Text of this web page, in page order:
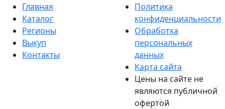
Главная
Каталог
Регионы
Выкуп
Контакты
Политика
конфиденциальности
Обработка
персональных
данных
Карта сайта
Цены на сайте не
являются публичной
офертой